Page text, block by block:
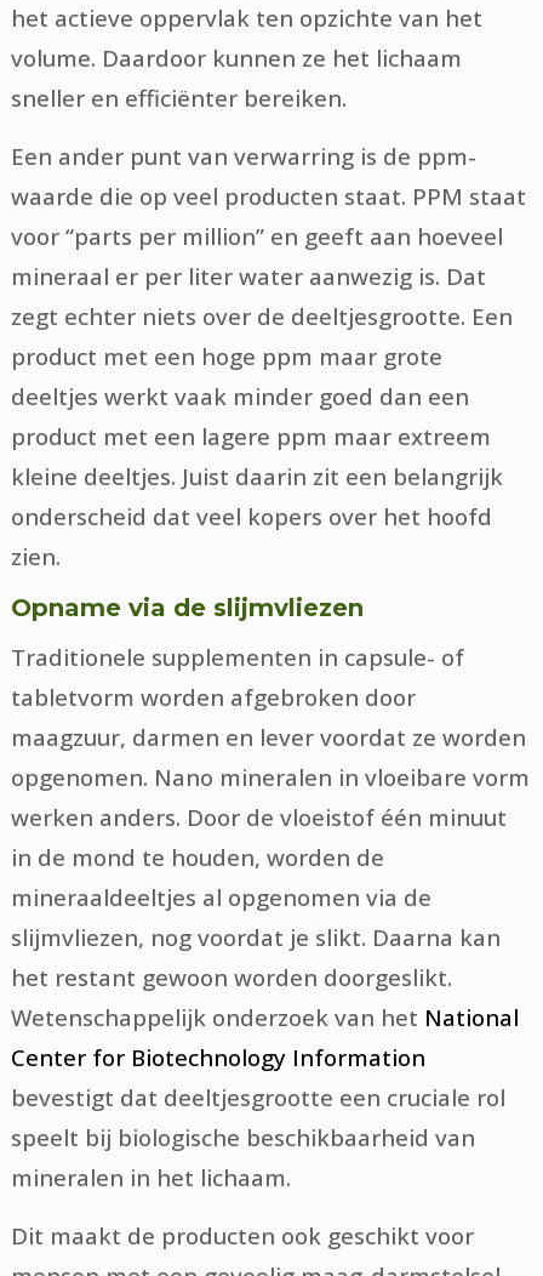
het actieve oppervlak ten opzichte van het
volume. Daardoor kunnen ze het lichaam
sneller en efficiënter bereiken.
Een ander punt van verwarring is de ppm-
waarde die op veel producten staat. PPM staat
voor “parts per million” en geeft aan hoeveel
mineraal er per liter water aanwezig is. Dat
zegt echter niets over de deeltjesgrootte. Een
product met een hoge ppm maar grote
deeltjes werkt vaak minder goed dan een
product met een lagere ppm maar extreem
kleine deeltjes. Juist daarin zit een belangrijk
onderscheid dat veel kopers over het hoofd
zien.
Opname via de slijmvliezen
Traditionele supplementen in capsule- of
tabletvorm worden afgebroken door
maagzuur, darmen en lever voordat ze worden
opgenomen. Nano mineralen in vloeibare vorm
werken anders. Door de vloeistof één minuut
in de mond te houden, worden de
mineraaldeeltjes al opgenomen via de
slijmvliezen, nog voordat je slikt. Daarna kan
het restant gewoon worden doorgeslikt.
Wetenschappelijk onderzoek van het National
Center for Biotechnology Information
bevestigt dat deeltjesgrootte een cruciale rol
speelt bij biologische beschikbaarheid van
mineralen in het lichaam.
Dit maakt de producten ook geschikt voor